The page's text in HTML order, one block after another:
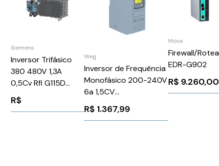
Siemens
Inversor Trifásico
380 480V 1,3A
0,5Cv Rfi G115D
Siemens
6SL35201XA603AF0
R$
Weg
Inversor de Frequência
Monofásico 200-240V
6a 1,5CV
CFW300A06P0S2NB20
WEG Weg 13059327
R$ 1.367,99
Moxa
Firewall/
EDR-G902
R$ 9.260,00